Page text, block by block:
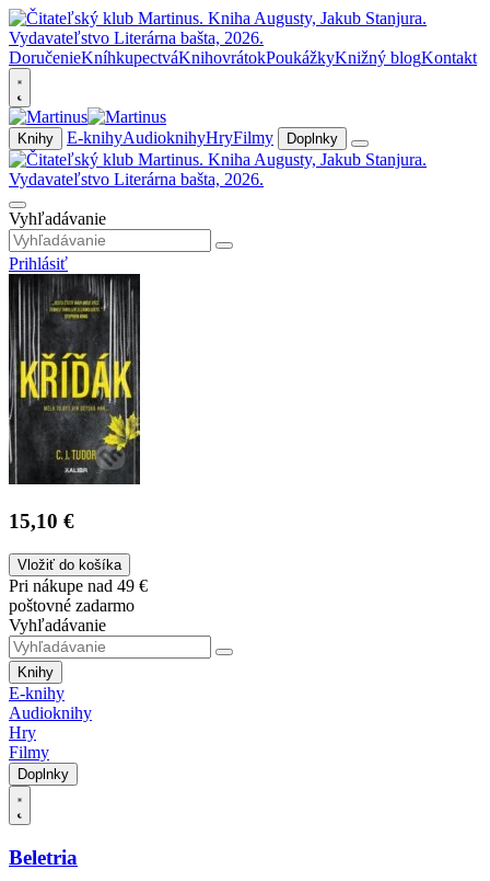
DoručenieKníhkupectváKnihovrátokPoukážkyKnižný blogKontakt
Knihy E-knihyAudioknihyHryFilmy Doplnky
Vyhľadávanie
Prihlásiť
15,10 €
Vložiť do košíka
Pri nákupe nad 49 €
poštovné zadarmo
Vyhľadávanie
Knihy
E-knihy
Audioknihy
Hry
Filmy
Doplnky
Beletria